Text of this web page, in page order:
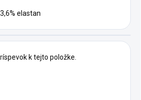
elastan
k tejto položke.